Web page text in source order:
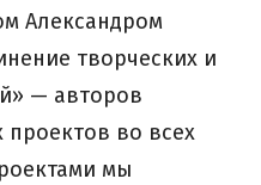
Александром
творческих и
— авторов
во всех
мы